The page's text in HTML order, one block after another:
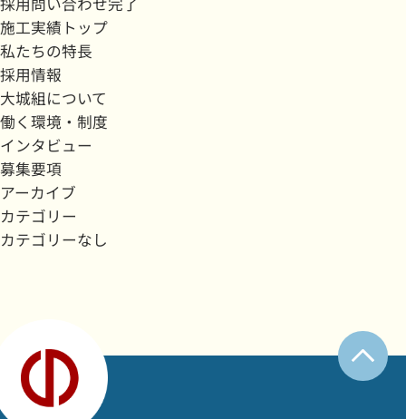
施工実績トップ
私たちの特長
採用情報
大城組について
働く環境・制度
インタビュー
募集要項
アーカイブ
カテゴリー
カテゴリーなし